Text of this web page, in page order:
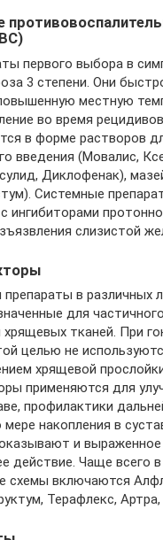
первого выбора в
3 степени. Они
местную
во время
в форме растворов
введения (Мовалис,
Диклофенак),
Системные
ингибиторами
слизистой
в различных
для частичного
тканей. При
целью не
хрящевой
применяются для
профилактики
накопления в
и выраженное
действие. Чаще всего в
схемы включаются
Терафлекс,